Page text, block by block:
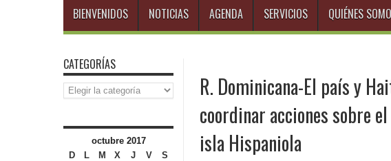
BIENVENIDOS NOTICIAS AGENDA SERVICIOS QUIÉNES
R. Dominicana-El país y
coordinar acciones sobre
isla Hispaniola
CATEGORÍAS
Categorías
octubre 2017
D
L M X J V
S